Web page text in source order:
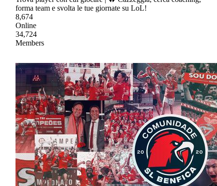
forma team e svolta le tue giornate su LoL!
8,674
Online
34,724
Members